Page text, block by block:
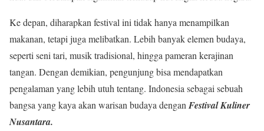
Ke depan, diharapkan festival ini tidak hanya menampilkan
makanan, tetapi juga melibatkan. Lebih banyak elemen budaya,
seperti seni tari, musik tradisional, hingga pameran kerajinan
tangan. Dengan demikian, pengunjung bisa mendapatkan
pengalaman yang lebih utuh tentang. Indonesia sebagai sebuah
bangsa yang kaya akan warisan budaya dengan Festival Kuliner
Nusantara.